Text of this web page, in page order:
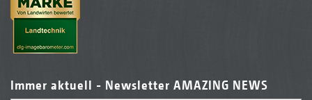
Immer aktuell - Newsletter AMAZING NEWS